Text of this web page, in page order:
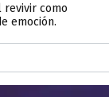
revivir como
emoción.